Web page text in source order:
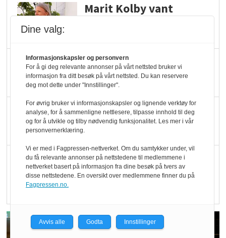
Marit Kolby vant
Blir enklere å velge
økologisk i butikkhylla
Kolonihagen sliter
med å få tak i nok melk
Rapport: Økokundene
er klare! Er markedet
Dine valg:
Informasjonskapsler og personvern
For å gi deg relevante annonser på vårt nettsted bruker vi
informasjon fra ditt besøk på vårt nettsted. Du kan reservere
deg mot dette under "Innstillinger".
For øvrig bruker vi informasjonskapsler og lignende verktøy for
analyse, for å sammenligne nettlesere, tilpasse innhold til deg
og for å utvikle og tilby nødvendig funksjonalitet. Les mer i vår
personvernerklæring.
Vi er med i Fagpressen-nettverket. Om du samtykker under, vil
du få relevante annonser på nettstedene til medlemmene i
nettverket basert på informasjon fra dine besøk på tvers av
disse nettstedene. En oversikt over medlemmene finner du på
Fagpressen.no.
Avvis alle Godta Innstillinger